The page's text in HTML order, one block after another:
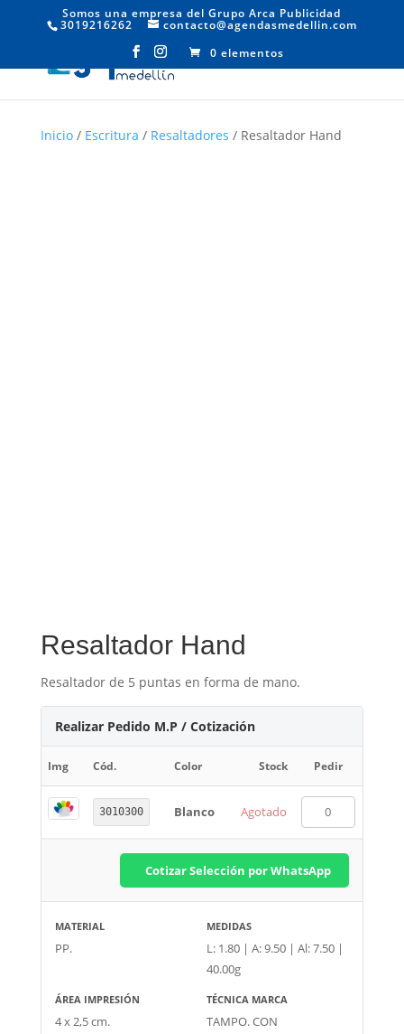
Somos una empresa del Grupo Arca Publicidad
3019216262
contacto@agendasmedellin.com
0 elementos
Inicio/ Escritura / Resaltadores / Resaltador Hand
Resaltador Hand
Resaltador de 5 puntas en forma de mano.
Realizar Pedido M.P / Cotización
Img Cód. Color Stock Pedir
3010300 Blanco Agotado
Cotizar Selección por WhatsApp
MATERIAL
PP.
MEDIDAS
L: 1.80 | A: 9.50 | Al: 7.50 |
40.00g
ÁREA IMPRESIÓN
4 x 2,5 cm.
TÉCNICA MARCA
TAMPO. CON